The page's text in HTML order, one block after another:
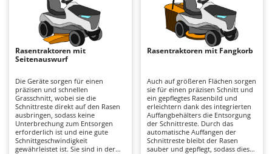
Allzwecktransporter - Motorschubkarren
Alu-Teleskopleitern
Anbaubagger Heckbagger für Traktoren
Arbeitsschutzkleidung
Aschesauger
Astkettensägen - Hochentaster
Astscheren
Atemschutzgeräte
Airmec
AL-KO
ALA 2000
Alce
Alpina
Ama
Ambrogio Robot
Annovi Reverberi
Rasentraktoren mit
Seitenauswurf
Die Geräte sorgen für einen
präzisen und schnellen
Grasschnitt, wobei sie die
Schnittreste direkt auf den Rasen
ausbringen, sodass keine
Unterbrechung zum Entsorgen
erforderlich ist und eine gute
Schnittgeschwindigkeit
gewährleistet ist. Sie sind in der
Rasentraktoren mit Fangkorb
Auch auf größeren Flächen sorgen
sie für einen präzisen Schnitt und
ein gepflegtes Rasenbild und
erleichtern dank des integrierten
Auffangbehälters die Entsorgung
der Schnittreste. Durch das
automatische Auffangen der
Schnittreste bleibt der Rasen
sauber und gepflegt, sodass diese